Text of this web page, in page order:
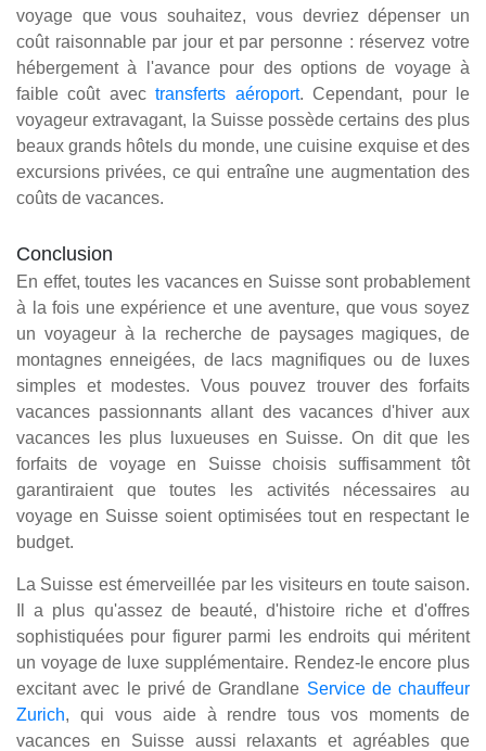
voyage que vous souhaitez, vous devriez dépenser un
coût raisonnable par jour et par personne : réservez votre
hébergement à l'avance pour des options de voyage à
faible coût avectransferts aéroport. Cependant, pour le
voyageur extravagant, la Suisse possède certains des plus
beaux grands hôtels du monde, une cuisine exquise et des
excursions privées, ce qui entraîne une augmentation des
coûts de vacances.
Conclusion
En effet, toutes les vacances en Suisse sont probablement
à la fois une expérience et une aventure, que vous soyez
un voyageur à la recherche de paysages magiques, de
montagnes enneigées, de lacs magnifiques ou de luxes
simples et modestes. Vous pouvez trouver des forfaits
vacances passionnants allant des vacances d'hiver aux
vacances les plus luxueuses en Suisse. On dit que les
forfaits de voyage en Suisse choisis suffisamment tôt
garantiraient que toutes les activités nécessaires au
voyage en Suisse soient optimisées tout en respectant le
budget.
La Suisse est émerveillée par les visiteurs en toute saison.
Il a plus qu'assez de beauté, d'histoire riche et d'offres
sophistiquées pour figurer parmi les endroits qui méritent
un voyage de luxe supplémentaire. Rendez-le encore plus
excitant avec le privé de Grandlane Service de chauffeur
Zurich, qui vous aide à rendre tous vos moments de
vacances en Suisse aussi relaxants et agréables que